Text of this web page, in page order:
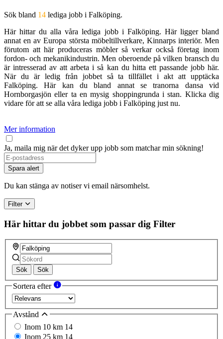
Sök bland 14 lediga jobb i Falköping.
Här hittar du alla våra lediga jobb i Falköping. Här ligger bland
annat en av Europa största möbeltillverkare, Kinnarps interiör. Men
förutom att här produceras möbler så verkar också företag inom
fordon- och mekanikindustrin. Men oberoende på vilken bransch du
är intresserad av att arbeta i så kan du hitta ett passande jobb här.
När du är ledig från jobbet så ta tillfället i akt att upptäcka
Falköping. Här kan du bland annat se tranorna dansa vid
Hornborgasjön eller ta en mysig shoppingrunda i stan. Klicka dig
vidare för att se alla våra lediga jobb i Falköping just nu.
Mer information
Ja, maila mig när det dyker upp jobb som matchar min sökning!
If
you
are
a
ignore
this
field
Spara alert
Du kan stänga av notiser vi email närsomhelst.
Filter
Här hittar du jobbet som passar dig Filter
Sök Sök
Sortera efter
Avstånd
Inom 10 km 14
Inom 25 km 14